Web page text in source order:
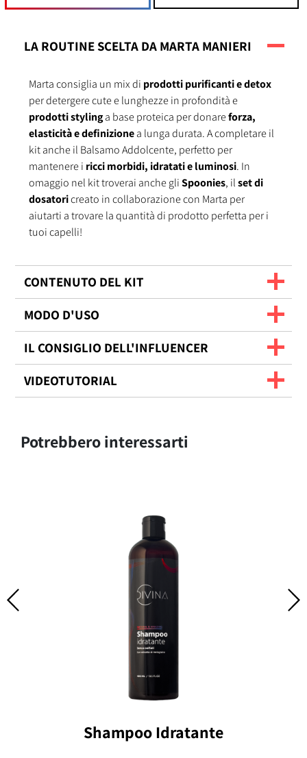
LA ROUTINE SCELTA DA MARTA MANIERI
Marta consiglia un mix di prodotti purificanti e detox
per detergere cute e lunghezze in profondità e
prodotti stylinga base proteica per donareforza,
elasticità e definizionea lunga durata. A completare il
kit anche il Balsamo Addolcente, perfetto per
mantenere i ricci morbidi, idratati e luminosi. In
omaggio nel kit troverai anche gliSpoonies, ilset di
dosatoricreato in collaborazione con Marta per
aiutarti a trovare la quantità di prodotto perfetta per i
tuoi capelli!
CONTENUTO DEL KIT
MODO D'USO
IL CONSIGLIO DELL'INFLUENCER
VIDEOTUTORIAL
Potrebbero interessarti
Shampoo Idratante